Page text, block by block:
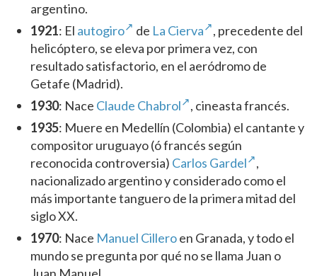
argentino.
1921: El autogiro de La Cierva
, precedente del
helicóptero, se eleva por primera vez, con
resultado satisfactorio, en el aeródromo de
Getafe (Madrid).
1930: Nace Claude Chabrol
, cineasta francés.
1935: Muere en Medellín (Colombia) el cantante y
compositor uruguayo (ó francés según
reconocida controversia) Carlos Gardel
,
nacionalizado argentino y considerado como el
más importante tanguero de la primera mitad del
siglo XX.
1970: Nace Manuel Cilleroen Granada, y todo el
mundo se pregunta por qué no se llama Juan o